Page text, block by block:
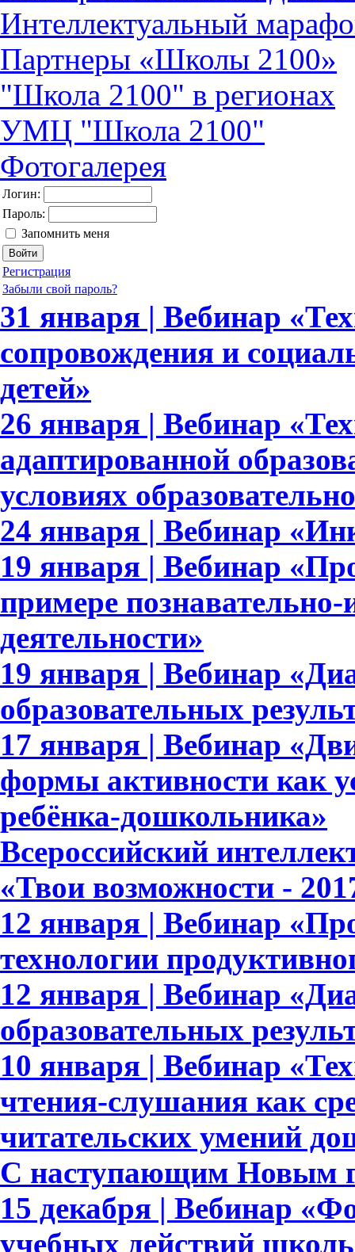
Интеллектуальный
Партнеры «Школы 2100»
"Школа 2100" в регионах
УМЦ "Школа 2100"
Фотогалерея
Логин:
Пароль:
Запомнить меня
Регистрация
Забыли свой пароль?
31 января | Вебинар
сопровождения и
детей»
26 января | Вебинар
адаптированной
условиях
24 января | Вебинар
19 января | Вебинар
примере познавательно-
деятельности»
19 января | Вебинар
образовательных
17 января | Вебинар
формы активности как
ребёнка-дошкольника»
Всероссийский
«Твои возможности -
12 января | Вебинар
технологии
12 января | Вебинар
образовательных
10 января | Вебинар
чтения-слушания как
читательских умений
С наступающим Новым
15 декабря | Вебинар
учебных действий